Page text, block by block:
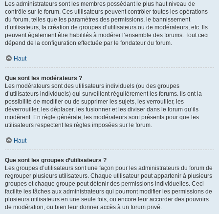
Les administrateurs sont les membres possédant le plus haut niveau de
contrôle sur le forum. Ces utilisateurs peuvent contrôler toutes les opérations
du forum, telles que les paramètres des permissions, le bannissement
d’utilisateurs, la création de groupes d’utilisateurs ou de modérateurs, etc. Ils
peuvent également être habilités à modérer l’ensemble des forums. Tout ceci
dépend de la configuration effectuée par le fondateur du forum.
Haut
Que sont les modérateurs ?
Les modérateurs sont des utilisateurs individuels (ou des groupes
d’utilisateurs individuels) qui surveillent régulièrement les forums. Ils ont la
possibilité de modifier ou de supprimer les sujets, les verrouiller, les
déverrouiller, les déplacer, les fusionner et les diviser dans le forum qu’ils
modèrent. En règle générale, les modérateurs sont présents pour que les
utilisateurs respectent les règles imposées sur le forum.
Haut
Que sont les groupes d’utilisateurs ?
Les groupes d’utilisateurs sont une façon pour les administrateurs du forum de
regrouper plusieurs utilisateurs. Chaque utilisateur peut appartenir à plusieurs
groupes et chaque groupe peut détenir des permissions individuelles. Ceci
facilite les tâches aux administrateurs qui pourront modifier les permissions de
plusieurs utilisateurs en une seule fois, ou encore leur accorder des pouvoirs
de modération, ou bien leur donner accès à un forum privé.